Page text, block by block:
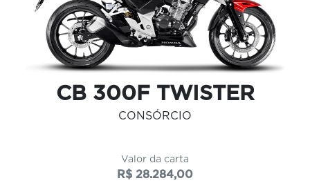
CB 300F TWISTER
CONSÓRCIO
Valor da carta
R$ 28.284,00